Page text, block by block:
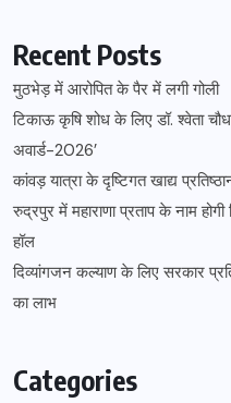
Recent Posts
मुठभेड़ में आरोपित के पैर में लगी गोली
टिकाऊ कृषि शोध के लिए डॉ. श्वेता
अवार्ड-2026’
कांवड़ यात्रा के दृष्टिगत खाद्य
रुद्रपुर में महाराणा प्रताप के नाम
हॉल
दिव्यांगजन कल्याण के लिए सरकार
का लाभ
Categories